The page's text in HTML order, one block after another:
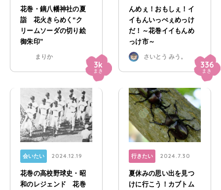
3k
まき
花巻・鏑八幡神社の夏
詣 花火きらめく“ク
リームソーダの切り絵
御朱印”
まりか
336
まき
んめぇ！おもしぇ！イ
イもんいっぺぇめっけ
だ！～花巻イイもんめ
っけ市～
さいとう みう。
会いたい 2024.12.19
花巻の高校野球史・昭
和のレジェンド 花巻
行きたい 2024.7.30
夏休みの思い出を見つ
けに行こう！カブトム